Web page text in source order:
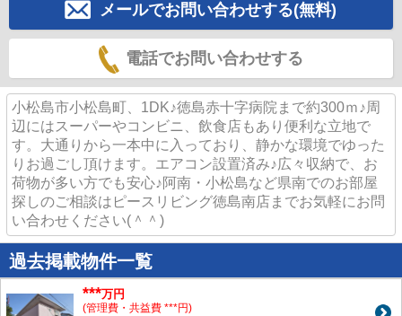
メールでお問い合わせする(無料)
電話でお問い合わせする
小松島市小松島町、1DK♪徳島赤十字病院まで約300ｍ♪周
辺にはスーパーやコンビニ、飲食店もあり便利な立地で
す。大通りから一本中に入っており、静かな環境でゆった
りお過ごし頂けます。エアコン設置済み♪広々収納で、お
荷物が多い方でも安心♪阿南・小松島など県南でのお部屋
探しのご相談はピースリビング徳島南店までお気軽にお問
い合わせください(＾＾)
過去掲載物件一覧
***万円
(管理費・共益費 ***円)